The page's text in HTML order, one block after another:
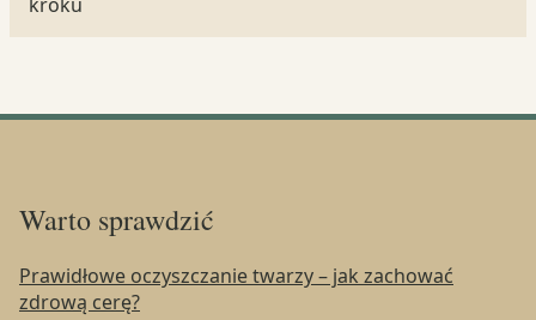
Warto sprawdzić
Prawidłowe oczyszczanie twarzy – jak zachować
zdrową cerę?